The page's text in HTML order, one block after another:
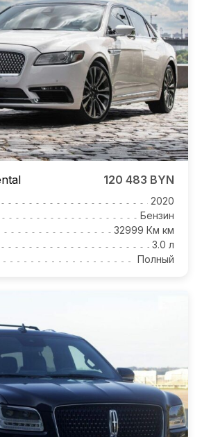
120 483 BYN
2020
Бензин
32999 Км км
3.0 л
Полный